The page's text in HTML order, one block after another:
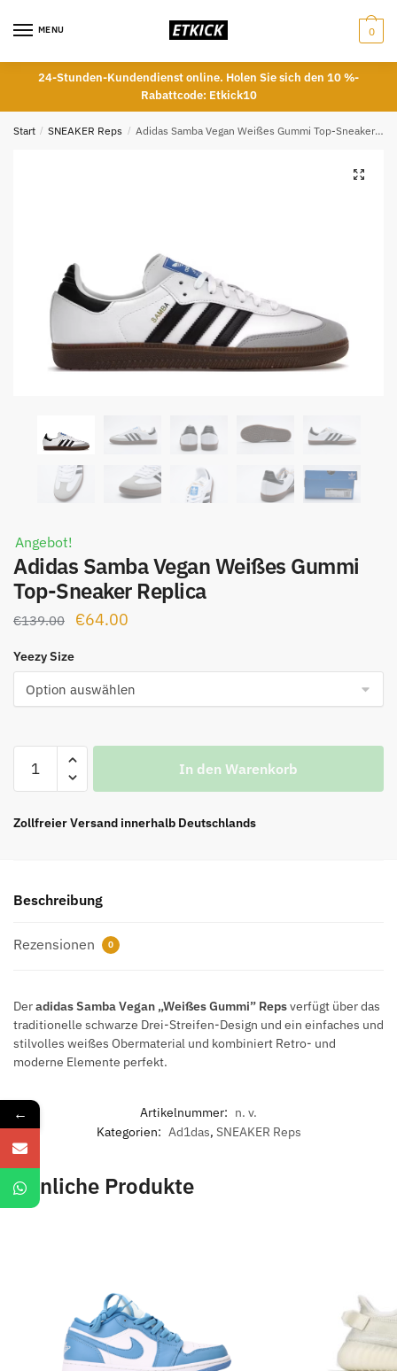
MENU 0
24-Stunden-Kundendienst online. Holen Sie sich den 10 %-
Rabattcode: Etkick10
Start / SNEAKER Reps / Adidas Samba Vegan Weißes Gummi Top-Sneaker Replica
Angebot!
Adidas Samba Vegan Weißes Gummi
Top-Sneaker Replica
€139.00
Ursprünglicher
€139.00
€64.00
€64.00.
Yeezy Size
Samba
Weißes
Replica
In den Warenkorb
Zollfreier Versand innerhalb Deutschlands
Beschreibung
Rezensionen 0
Deradidas Samba Vegan „Weißes Gummi” Repsverfügt über das
traditionelle schwarze Drei-Streifen-Design und ein einfaches und
stilvolles weißes Obermaterial und kombiniert Retro- und
moderne Elemente perfekt.
Artikelnummer: n. v.
Kategorien: Ad1das, SNEAKER Reps
Ähnliche Produkte
←